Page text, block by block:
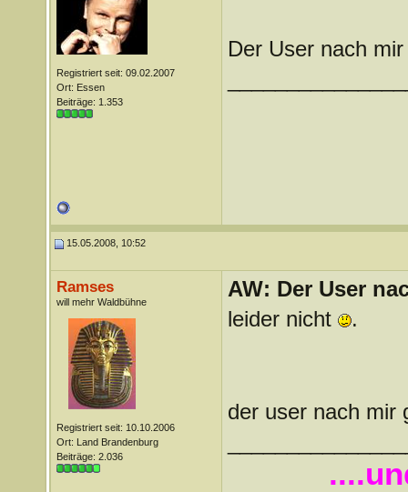
Registriert seit: 09.02.2007
Ort: Essen
Beiträge: 1.353
Der User nach
15.05.2008, 10:52
Ramses
will mehr Waldbühne
Registriert seit: 10.10.2006
Ort: Land Brandenburg
Beiträge: 2.036
AW: Der User
leider nicht
.
der user nach mir